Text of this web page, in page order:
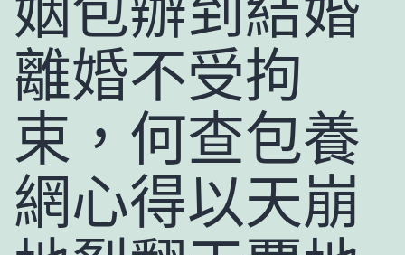
離婚不受拘
束，何查包養
網心得以天崩